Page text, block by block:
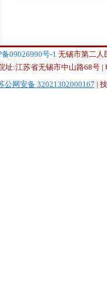
备09026990号-1 无锡市第二人
址:江苏省无锡市中山路68号 |
公网安备 32021302000167 |